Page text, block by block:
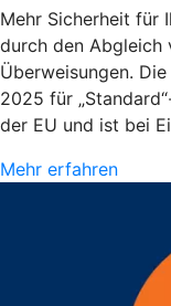
Mehr Sicherheit für
durch den Abgleich
Überweisungen.
2025 für
der EU und ist bei
Mehr erfahren